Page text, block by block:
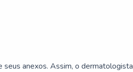
seus anexos. Assim, o dermatologista